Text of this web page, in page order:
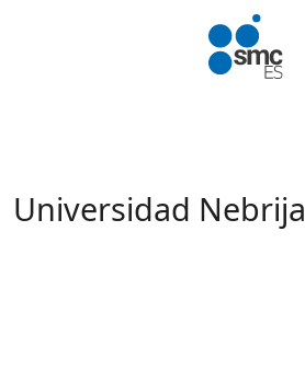
Pasar al contenido principal
Universidad Nebrija